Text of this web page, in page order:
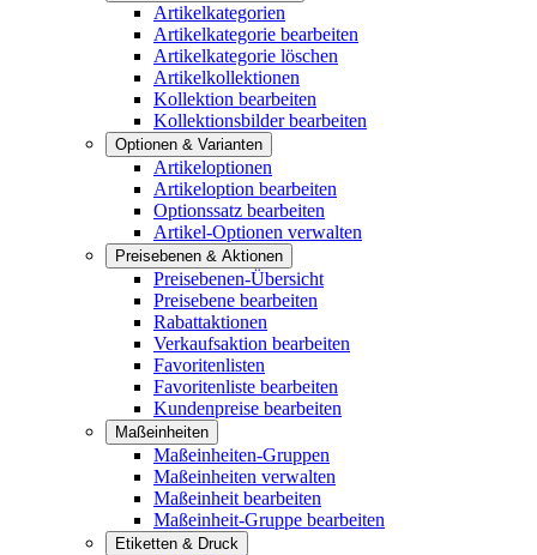
Artikelkategorien
Artikelkategorie bearbeiten
Artikelkategorie löschen
Artikelkollektionen
Kollektion bearbeiten
Kollektionsbilder bearbeiten
Optionen & Varianten
Artikeloptionen
Artikeloption bearbeiten
Optionssatz bearbeiten
Artikel-Optionen verwalten
Preisebenen & Aktionen
Preisebenen-Übersicht
Preisebene bearbeiten
Rabattaktionen
Verkaufsaktion bearbeiten
Favoritenlisten
Favoritenliste bearbeiten
Kundenpreise bearbeiten
Maßeinheiten
Maßeinheiten-Gruppen
Maßeinheiten verwalten
Maßeinheit bearbeiten
Maßeinheit-Gruppe bearbeiten
Etiketten & Druck